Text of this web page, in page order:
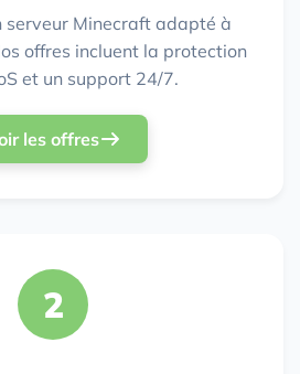
serveur Minecraft adapté à
offres incluent la protection
et un support 24/7.
les offres
2